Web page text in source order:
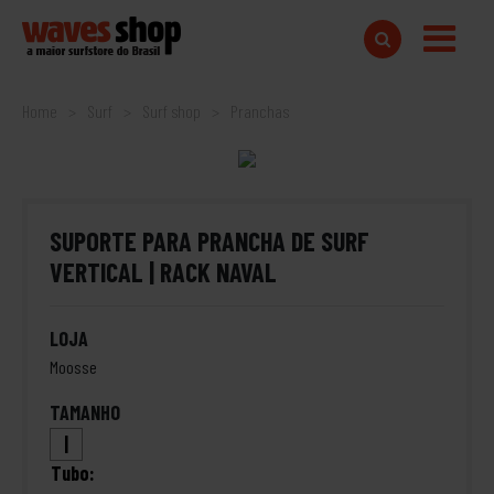
Home
SUPORTE PARA PRANCHA DE SURF
VERTICAL | RACK NAVAL
LOJA
Moosse
TAMANHO
|
Tubo: